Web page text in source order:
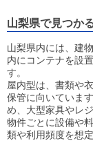
山梨県で見つか
山梨県内には、建
内にコンテナを設
す。
屋内型は、書類や
保管に向いていま
め、大型家具やレ
物件ごとに設備や
類や利用頻度を想